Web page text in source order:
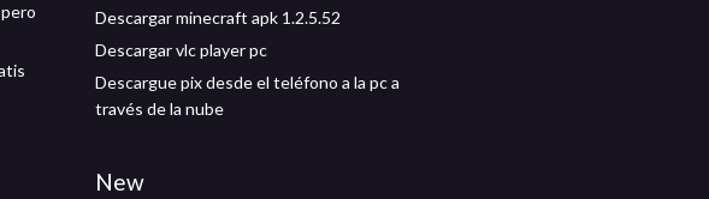
Descargar minecraft apk 1.2.5.52
Descargar vlc player pc
Descargue pix desde el teléfono a la pc a
través de la nube
New